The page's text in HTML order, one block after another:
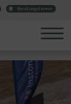
Beratungstermin